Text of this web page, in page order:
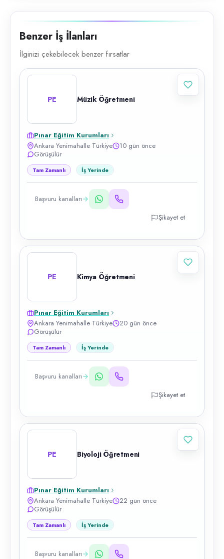
Benzer İş İlanları
İlginizi çekebilecek benzer fırsatlar
PE Müzik Öğretmeni
Pınar Eğitim Kurumları
Ankara Yenimahalle Türkiye
10 gün önce
Görüşülür
Tam Zamanlı İş Yerinde
Başvuru kanalları
Şikayet et
PE Kimya Öğretmeni
Pınar Eğitim Kurumları
Ankara Yenimahalle Türkiye
20 gün önce
Görüşülür
Tam Zamanlı İş Yerinde
Başvuru kanalları
Şikayet et
PE Biyoloji Öğretmeni
Pınar Eğitim Kurumları
Ankara Yenimahalle Türkiye
22 gün önce
Görüşülür
Tam Zamanlı İş Yerinde
Başvuru kanalları